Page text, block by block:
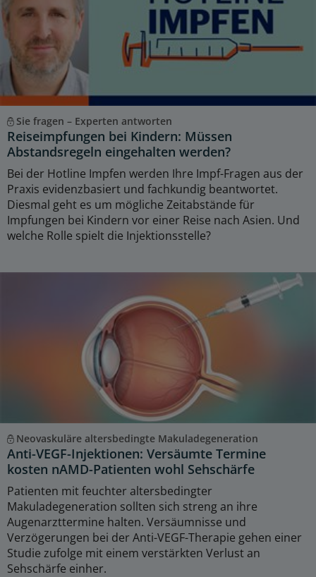
Sie fragen – Experten antworten
Reiseimpfungen bei Kindern: Müssen
Abstandsregeln eingehalten werden?
Bei der Hotline Impfen werden Ihre Impf-Fragen aus der
Praxis evidenzbasiert und fachkundig beantwortet.
Diesmal geht es um mögliche Zeitabstände für
Impfungen bei Kindern vor einer Reise nach Asien. Und
welche Rolle spielt die Injektionsstelle?
Neovaskuläre altersbedingte Makuladegeneration
Anti-VEGF-Injektionen: Versäumte Termine
kosten nAMD-Patienten wohl Sehschärfe
Patienten mit feuchter altersbedingter
Makuladegeneration sollten sich streng an ihre
Augenarzttermine halten. Versäumnisse und
Verzögerungen bei der Anti-VEGF-Therapie gehen einer
Studie zufolge mit einem verstärkten Verlust an
Sehschärfe einher.